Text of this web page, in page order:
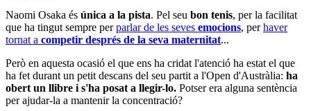
Naomi Osaka és única a la pista. Pel seu bon tenis, per la facilitat
que ha tingut sempre perparlar de les seves emocions, perhaver
tornat a competir després de la seva maternitat...
Però en aquesta ocasió el que ens ha cridat l'atenció ha estat el que
ha fet durant un petit descans del seu partit a l'Open d'Austràlia: ha
obert un llibre i s'ha posat a llegir-lo. Potser era alguna sentència
per ajudar-la a mantenir la concentració?